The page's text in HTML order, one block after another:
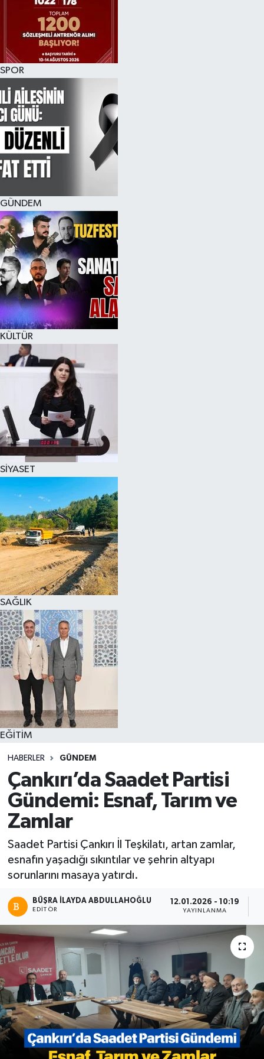
SPOR
GÜNDEM
KÜLTÜR
SİYASET
SAĞLIK
EĞİTİM
HABERLER GÜNDEM
Çankırı’da Saadet Partisi
Gündemi: Esnaf, Tarım ve
Zamlar
Saadet Partisi Çankırı İl Teşkilatı, artan zamlar,
esnafın yaşadığı sıkıntılar ve şehrin altyapı
sorunlarını masaya yatırdı.
BÜŞRA İLAYDA ABDULLAHOĞLU
EDITÖR
12.01.2026 - 10:19
YAYINLANMA
KÜLTÜR SANAT
MAGAZİN
SAĞLIK
SİYASET
SPOR
TEKNOLOJİ
VİZYONDAKİLER
YAŞAM